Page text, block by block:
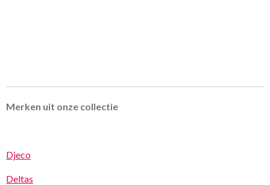
Merken uit onze collectie
Djeco
Deltas